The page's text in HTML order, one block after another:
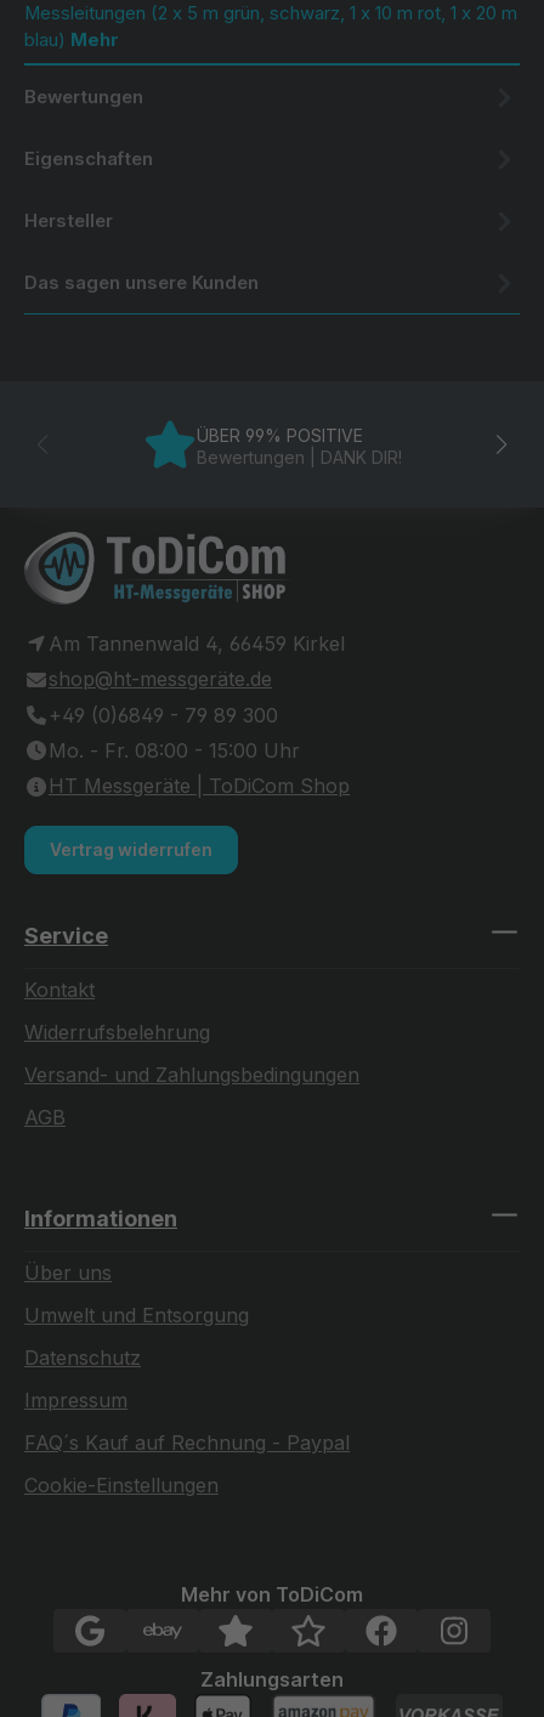
Messleitungen (2 x 5 m grün, schwarz, 1 x 10 m rot, 1 x 20 m
blau) Mehr
Bewertungen
Eigenschaften
Hersteller
Das sagen unsere Kunden
ÜBER 99% POSITIVE
Bewertungen | DANK DIR!
Am Tannenwald 4, 66459 Kirkel
shop@ht-messgeräte.de
+49 (0)6849 - 79 89 300
Mo. - Fr. 08:00 - 15:00 Uhr
HT Messgeräte | ToDiCom Shop
Vertrag widerrufen
Service
Kontakt
Widerrufsbelehrung
Versand- und Zahlungsbedingungen
AGB
Informationen
Über uns
Umwelt und Entsorgung
Datenschutz
Impressum
FAQ´s Kauf auf Rechnung - Paypal
Cookie-Einstellungen
Mehr von ToDiCom
Zahlungsarten